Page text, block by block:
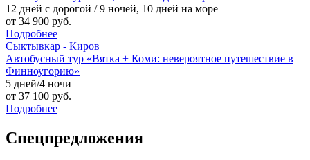
12 дней с дорогой / 9 ночей, 10 дней на море
от 34 900 руб.
Подробнее
Сыктывкар - Киров
Автобусный тур «Вятка + Коми: невероятное путешествие в
Финноугорию»
5 дней/4 ночи
от 37 100 руб.
Подробнее
Спецпредложения